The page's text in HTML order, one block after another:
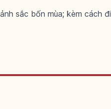
sắc bốn mùa; kèm cách đi